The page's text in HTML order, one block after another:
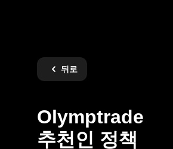
뒤로
Olymptrade
추천인 정책